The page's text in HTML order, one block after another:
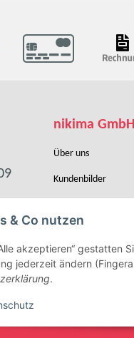
& Co nutzen
akzeptieren“ gestatten
jederzeit ändern
.
nikima GmbH
Über uns
Kundenbilder
Kooperation